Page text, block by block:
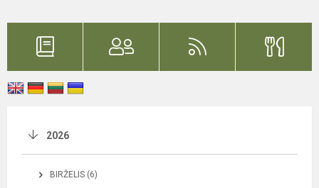
2026
BIRŽELIS (6)